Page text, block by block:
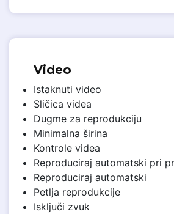
Video
Istaknuti video
Sličica videa
Dugme za reprodukciju
Minimalna širina
Kontrole videa
Reproduciraj automatski pri
Reproduciraj automatski
Petlja reprodukcije
Isključi zvuk